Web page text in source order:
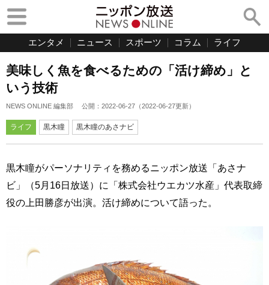
エンタメ ニュース スポーツ コラム ライフ
美味しく魚を食べるための「活け締め」と
いう技術
NEWS ONLINE 編集部 公開： 2022-06-27 （2022-06-27更新）
ライフ 黒木瞳 黒木瞳のあさナビ
黒木瞳がパーソナリティを務めるニッポン放送「あさナ
ビ」（5月16日放送）に「株式会社ウエカツ水産」代表取締
役の上田勝彦が出演。活け締めについて語った。